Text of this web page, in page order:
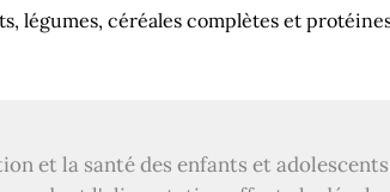
céréales complètes et
et la santé des enfants et